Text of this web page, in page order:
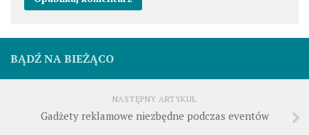
BĄDŹ NA BIEŻĄCO
NASTĘPNY ARTYKUŁ
Gadżety reklamowe niezbędne podczas eventów